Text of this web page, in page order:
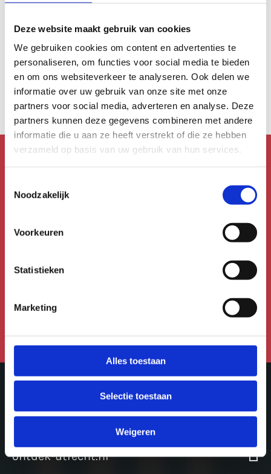
Deze website maakt gebruik van cookies
We gebruiken cookies om content en advertenties te
personaliseren, om functies voor social media te bieden
en om ons websiteverkeer te analyseren. Ook delen we
informatie over uw gebruik van onze site met onze
partners voor social media, adverteren en analyse. Deze
partners kunnen deze gegevens combineren met andere
informatie die u aan ze heeft verstrekt of die ze hebben
verzameld op basis van uw gebruik van hun services.
Noodzakelijk
Voorkeuren
Statistieken
Marketing
Alles toestaan
Selectie toestaan
Weigeren
Lievelingsplek
Brandstof:
lievelingsplek van
Anuar
Schrijf je in voor de
Meer in Utrecht
ontdek-utrecht.nl